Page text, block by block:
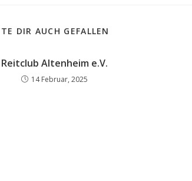
DIR AUCH GEFALLEN
Reitclub Altenheim e.V.
14 Februar, 2025